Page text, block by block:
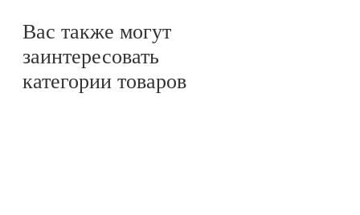
Вас также могут
заинтересовать
категории товаров